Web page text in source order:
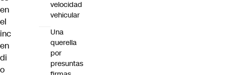
en
el
inc
en
di
o
velocidad
vehicular
Una
querella
por
presuntas